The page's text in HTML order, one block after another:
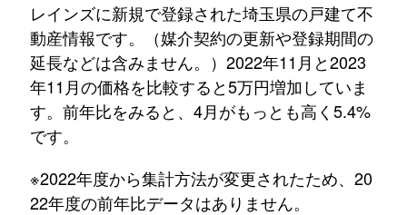
レインズに新規で登録された埼玉県の戸建て不
動産情報です。（媒介契約の更新や登録期間の
延長などは含みません。）2022年11月と2023
年11月の価格を比較すると5万円増加していま
す。前年比をみると、4月がもっとも高く5.4%
です。
※2022年度から集計方法が変更されたため、20
22年度の前年比データはありません。